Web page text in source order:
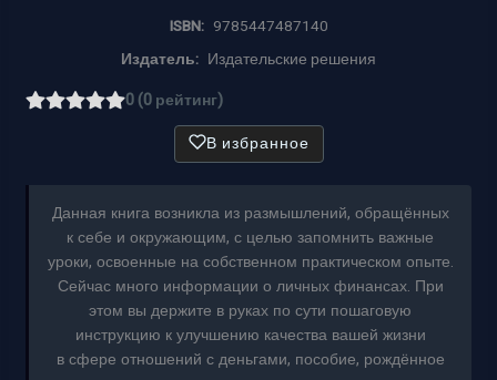
ISBN: 9785447487140
Издатель: Издательские решения
0 (0 рейтинг)
В избранное
Данная книга возникла из размышлений, обращённых
к себе и окружающим, с целью запомнить важные
уроки, освоенные на собственном практическом опыте.
Сейчас много информации о личных финансах. При
этом вы держите в руках по сути пошаговую
инструкцию к улучшению качества вашей жизни
в сфере отношений с деньгами, пособие, рождённое